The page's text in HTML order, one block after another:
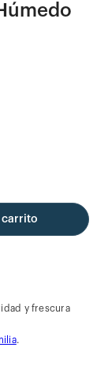
carrito
y frescura
.